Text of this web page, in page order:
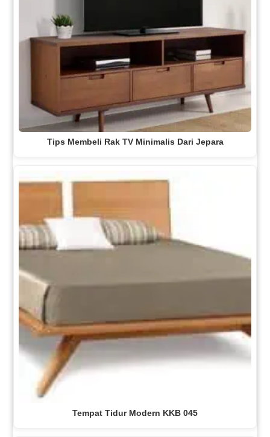
Tips Membeli Rak TV Minimalis Dari Jepara
Tempat Tidur Modern KKB 045